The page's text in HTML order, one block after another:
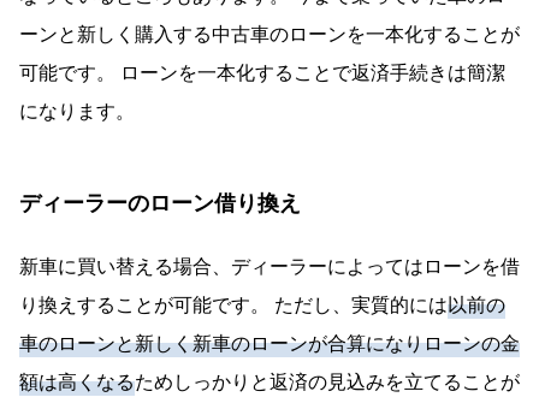
ーンと新しく購入する中古車のローンを一本化することが
可能です。 ローンを一本化することで返済手続きは簡潔
になります。
ディーラーのローン借り換え
新車に買い替える場合、ディーラーによってはローンを借
り換えすることが可能です。 ただし、実質的には以前の
車のローンと新しく新車のローンが合算になりローンの金
額は高くなるためしっかりと返済の見込みを立てることが